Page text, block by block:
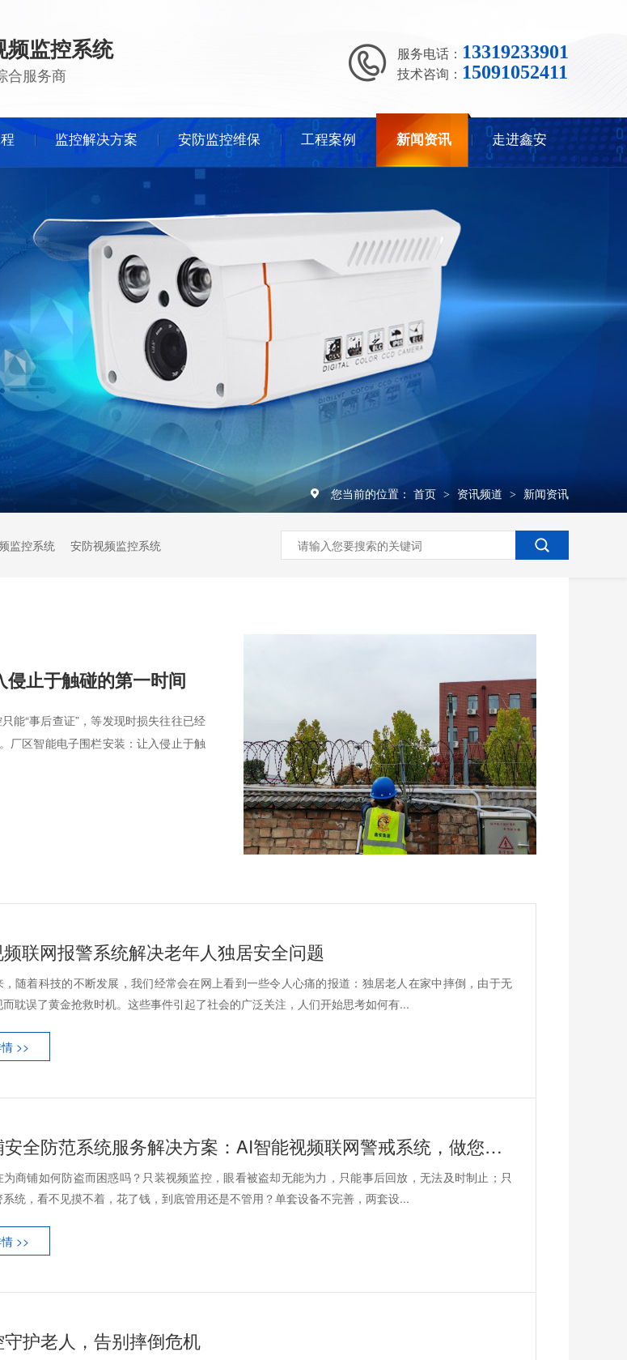
频监控系统
合服务商
服务电话： 13319233901
技术咨询： 15091052411
监控解决方案 安防监控维保 工程案例 新闻资讯 走进鑫安
您当前的位置： 首页 > 资讯频道 > 新闻资讯
监控系统 安防视频监控系统
止于触碰的第一时间
能“事后查证”，等发现时损失往往已经
厂区智能电子围栏安装：让入侵止于触
联网报警系统解决老年人独居安全问题
，随着科技的不断发展，我们经常会在网上看到一些令人心痛的报道：独居老人在家中摔倒，由于无
而耽误了黄金抢救时机。这些事件引起了社会的广泛关注，人们开始思考如何有...
>>
商铺安全防范系统服务解决方案：AI智能视频联网警戒系统，做您想不“盗”事
为商铺如何防盗而困惑吗？只装视频监控，眼看被盗却无能为力，只能事后回放，无法及时制止；只
统，看不见摸不着，花了钱，到底管用还是不管用？单套设备不完善，两套设...
>>
守护老人，告别摔倒危机